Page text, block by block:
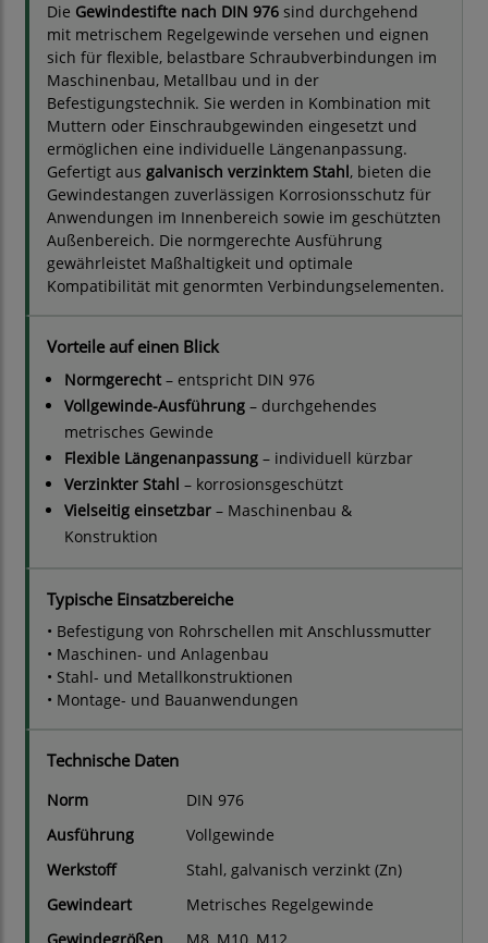
Die Gewindestifte nach DIN 976 sind durchgehend
mit metrischem Regelgewinde versehen und eignen
sich für flexible, belastbare Schraubverbindungen im
Maschinenbau, Metallbau und in der
Befestigungstechnik. Sie werden in Kombination mit
Muttern oder Einschraubgewinden eingesetzt und
ermöglichen eine individuelle Längenanpassung.
Gefertigt aus galvanisch verzinktem Stahl, bieten die
Gewindestangen zuverlässigen Korrosionsschutz für
Anwendungen im Innenbereich sowie im geschützten
Außenbereich. Die normgerechte Ausführung
gewährleistet Maßhaltigkeit und optimale
Kompatibilität mit genormten Verbindungselementen.
Vorteile auf einen Blick
Normgerecht – entspricht DIN 976
Vollgewinde-Ausführung – durchgehendes
metrisches Gewinde
Flexible Längenanpassung – individuell kürzbar
Verzinkter Stahl – korrosionsgeschützt
Vielseitig einsetzbar – Maschinenbau &
Konstruktion
Typische Einsatzbereiche
• Befestigung von Rohrschellen mit Anschlussmutter
• Maschinen- und Anlagenbau
• Stahl- und Metallkonstruktionen
• Montage- und Bauanwendungen
Technische Daten
Norm
DIN 976
Ausführung
Vollgewinde
Werkstoff
Stahl, galvanisch verzinkt (Zn)
Gewindeart
Metrisches Regelgewinde